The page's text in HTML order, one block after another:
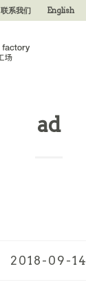
联系我们 English
ad
2018-09-14